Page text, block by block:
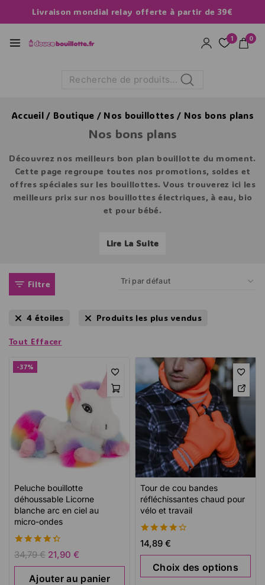
Livraison mondial relay offerte à partir de 39€
1 0
Recherche
Accueil / Boutique / Nos bouillottes / Nos bons plans
Nos bons plans
Découvrez nos meilleurs bon plan bouillotte du moment.
Cette page regroupe toutes nos promotions, soldes et
offres spéciales sur les bouillottes. Vous trouverez ici les
meilleurs prix sur nos bouillottes électriques, à eau, bio
et pour bébé.
offres promotionnelles
packs promotionnels et des ventes flash.
Bouillottes électriques à prix réduits
Bouillottes bio en offre spéciale
Bouillottes bébé en soldes
Comment profiter de nos bon plans ?
Consultez régulièrement cette page
Inscrivez-vous à notre newsletter pour recevoir les
offres en avant-première
Profitez de la livraison offerte sur la plupart de
nos
promotions bouillotte
Ne manquez pas nos offres limitées dans le temps
Lire La Suite
Filtre
4 étoiles Produits les plus vendus
Tout Effacer
-37%
Peluche bouillotte
déhoussable Licorne
blanche arc en ciel au
micro-ondes
4.45
de 5
34,79€ 21,90 €
Ajouter au panier
Tour de cou bandes
réfléchissantes chaud pour
vélo et travail
4.33
de 5
14,89 €
Choix des options